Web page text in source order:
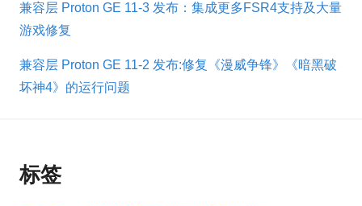
兼容层 Proton GE 11-3 发布：集成更多FSR4支持及大量
游戏修复
兼容层 Proton GE 11-2 发布:修复《漫威争锋》《暗黑破
坏神4》的运行问题
标签